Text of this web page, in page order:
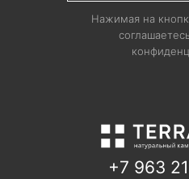
+7 963
Нажимая на